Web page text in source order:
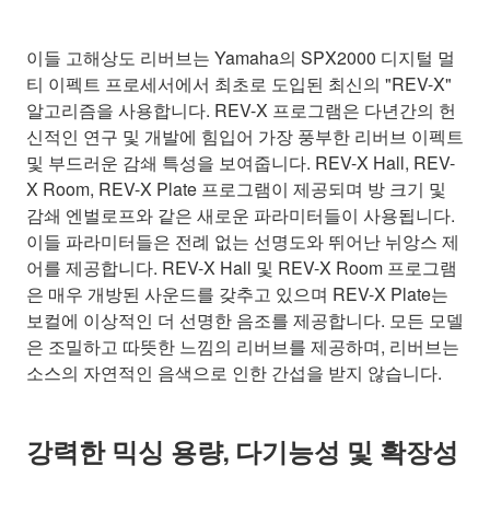
이들 고해상도 리버브는 Yamaha의 SPX2000 디지털 멀
티 이펙트 프로세서에서 최초로 도입된 최신의 "REV-X"
알고리즘을 사용합니다. REV-X 프로그램은 다년간의 헌
신적인 연구 및 개발에 힘입어 가장 풍부한 리버브 이펙트
및 부드러운 감쇄 특성을 보여줍니다. REV-X Hall, REV-
X Room, REV-X Plate 프로그램이 제공되며 방 크기 및
감쇄 엔벌로프와 같은 새로운 파라미터들이 사용됩니다.
이들 파라미터들은 전례 없는 선명도와 뛰어난 뉘앙스 제
어를 제공합니다. REV-X Hall 및 REV-X Room 프로그램
은 매우 개방된 사운드를 갖추고 있으며 REV-X Plate는
보컬에 이상적인 더 선명한 음조를 제공합니다. 모든 모델
은 조밀하고 따뜻한 느낌의 리버브를 제공하며, 리버브는
소스의 자연적인 음색으로 인한 간섭을 받지 않습니다.
강력한 믹싱 용량, 다기능성 및 확장성